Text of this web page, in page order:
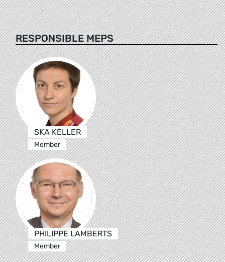
RESPONSIBLE MEPS
SKA KELLER
Member
PHILIPPE LAMBERTS
Member